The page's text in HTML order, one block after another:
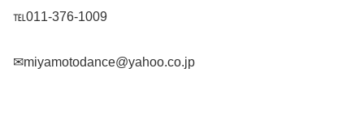
℡011-376-1009
✉miyamotodance@yahoo.co.jp